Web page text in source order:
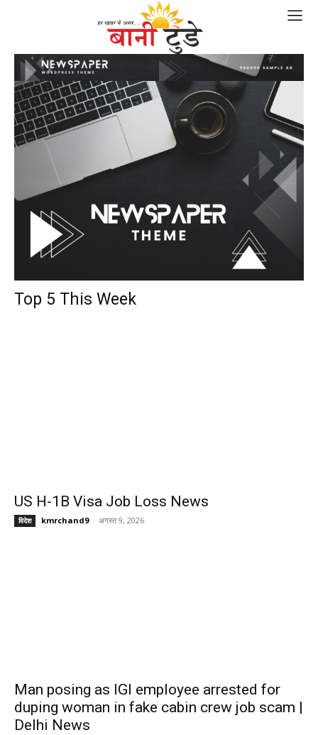
Top 5 This Week
US H-1B Visa Job Loss News
विदेश kmrchand9 - अगस्त 9, 2026
Man posing as IGI employee arrested for
duping woman in fake cabin crew job scam |
Delhi News